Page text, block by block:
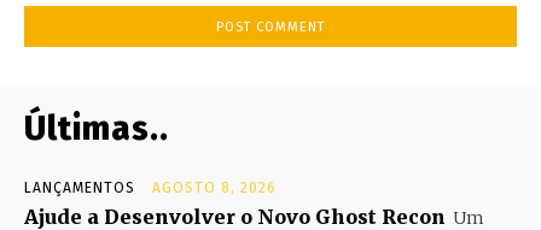
Últimas..
LANÇAMENTOS AGOSTO 8, 2026
Ajude a Desenvolver o Novo Ghost Recon Um